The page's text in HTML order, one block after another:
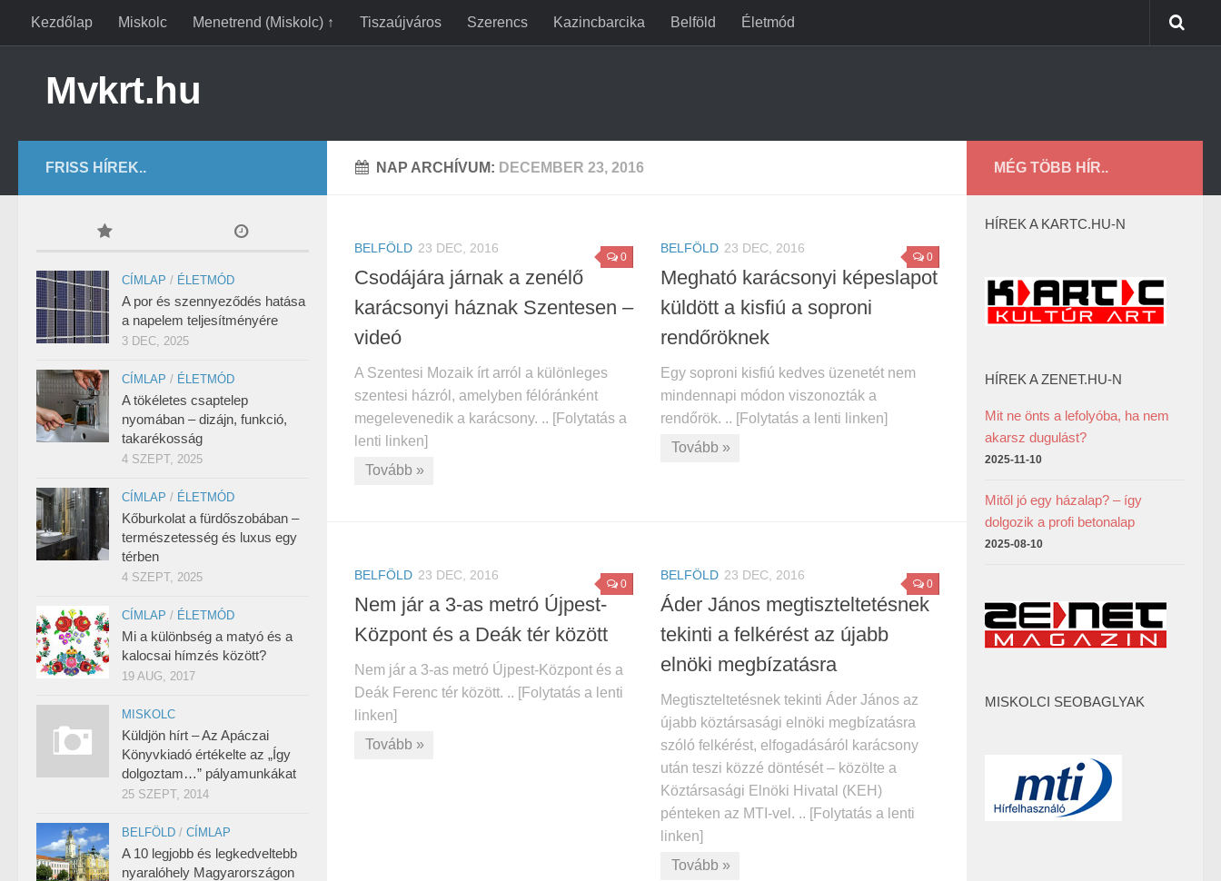
Kezdőlap Miskolc Menetrend (Miskolc) ↑ Tiszaújváros Szerencs Kazincbarcika Belföld Életmód
Mvkrt.hu
NAP ARCHÍVUM: DECEMBER 23, 2016
0
BELFÖLD 23 DEC, 2016
Csodájára járnak a zenélő
karácsonyi háznak Szentesen –
videó
A Szentesi Mozaik írt arról a különleges
szentesi házról, amelyben félóránként
megelevenedik a karácsony. .. [Folytatás a
lenti linken]
Tovább »
0
BELFÖLD 23 DEC, 2016
Megható karácsonyi képeslapot
küldött a kisfiú a soproni
rendőröknek
Egy soproni kisfiú kedves üzenetét nem
mindennapi módon viszonozták a
rendőrök. .. [Folytatás a lenti linken]
Tovább »
0
BELFÖLD 23 DEC, 2016
Nem jár a 3-as metró Újpest-
Központ és a Deák tér között
Nem jár a 3-as metró Újpest-Központ és a
Deák Ferenc tér között. .. [Folytatás a lenti
linken]
Tovább »
0
BELFÖLD 23 DEC, 2016
Áder János megtiszteltetésnek
tekinti a felkérést az újabb
elnöki megbízatásra
Megtiszteltetésnek tekinti Áder János az
újabb köztársasági elnöki megbízatásra
szóló felkérést, elfogadásáról karácsony
után teszi közzé döntését – közölte a
Köztársasági Elnöki Hivatal (KEH)
pénteken az MTI-vel. .. [Folytatás a lenti
linken]
Tovább »
FRISS HÍREK..
CÍMLAP / ÉLETMÓD
A por és szennyeződés hatása
a napelem teljesítményére
3 DEC, 2025
CÍMLAP / ÉLETMÓD
A tökéletes csaptelep
nyomában – dizájn, funkció,
takarékosság
4 SZEPT, 2025
CÍMLAP / ÉLETMÓD
Kőburkolat a fürdőszobában –
természetesség és luxus egy
térben
4 SZEPT, 2025
CÍMLAP / ÉLETMÓD
Mi a különbség a matyó és a
kalocsai hímzés között?
19 AUG, 2017
MISKOLC
Küldjön hírt – Az Apáczai
Könyvkiadó értékelte az „Így
dolgoztam…” pályamunkákat
25 SZEPT, 2014
BELFÖLD / CÍMLAP
A 10 legjobb és legkedveltebb
nyaralóhely Magyarországon
MÉG TÖBB HÍR..
HÍREK A KARTC.HU-N
HÍREK A ZENET.HU-N
Mit ne önts a lefolyóba, ha nem
akarsz dugulást?
2025-11-10
Mitől jó egy házalap? – így
dolgozik a profi betonalap
2025-08-10
MISKOLCI SEOBAGLYAK